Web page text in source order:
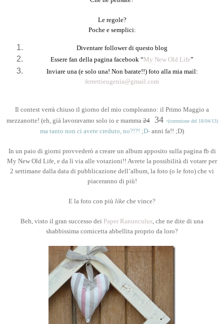
Le regole?
Poche e semplici:
Diventare follower di questo blog
Essere fan della pagina facebook “My New Old Life”
Inviare una (e solo una! Non barate!!) foto alla mia mail:
ferrettieugenia@gmail.com
Il contest verrà chiuso il giorno del mio compleanno: il Primo Maggio a
mezzanotte! (eh, già lavoravamo solo io e mamma24 34 -(correzione del 18/04/13)
ma tanto non ci avete creduto, no?!?! ;D- anni fa!! ;D)
In un paio di giorni provvederò a creare un album apposito sulla pagina fb di
My New Old Life, e da lì via alle votazioni!! Avrete la possibilità di votare per
2 settimane dalla data di pubblicazione dell’album, la foto (o le foto) che vi
piaceranno di più!
E la foto con più like che vince?
Beh, visto il gran successo dei Paper Ranunculus, che ne dite di una
shabbissima cornicetta abbellita proprio da loro?